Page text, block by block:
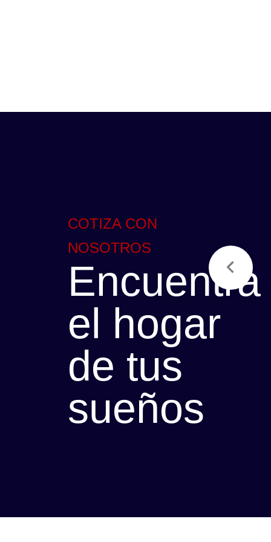
COTIZA CON
NOSOTROS
Encuentra
el hogar
de tus
sueños